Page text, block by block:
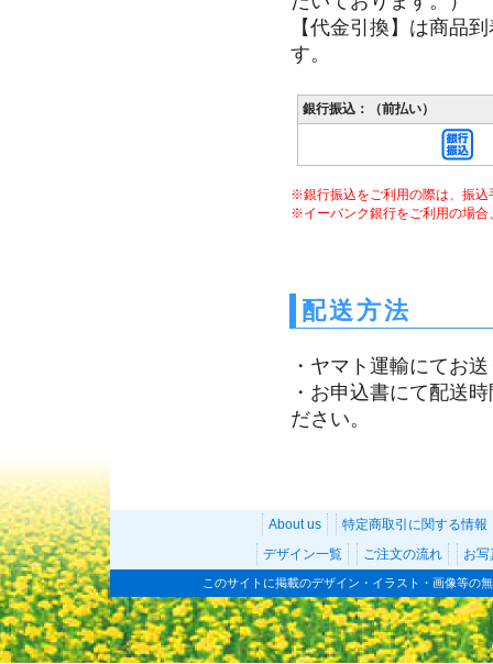
【代金引換】は商品
す。
銀行振込：（前払い）
※銀行振込をご利用の際は、振込
※イーバンク銀行をご利用の場合
配送方法
・ヤマト運輸にてお
・お申込書にて配送
ださい。
About us
特定商取引に関する情報
デザイン一覧
ご注文の流れ お写
このサイトに掲載のデザイン・イラスト・画像等の